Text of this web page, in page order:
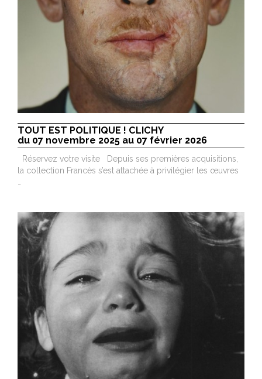
TOUT EST POLITIQUE ! CLICHY
du 07 novembre 2025 au 07 février 2026
Réservez votre visite Depuis ses premières acquisitions,
la collection Francès s’est attachée à privilégier les œuvres